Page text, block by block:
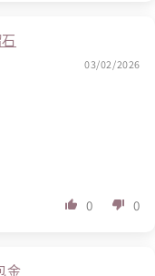
03/02/2026
0 0
金